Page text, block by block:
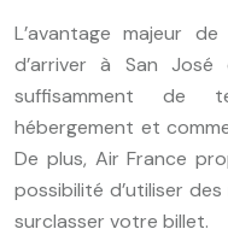
L’avantage majeur
d’arriver à San José
suffisamment de
hébergement et
De plus, Air France
possibilité d’utiliser
surclasser votre billet.